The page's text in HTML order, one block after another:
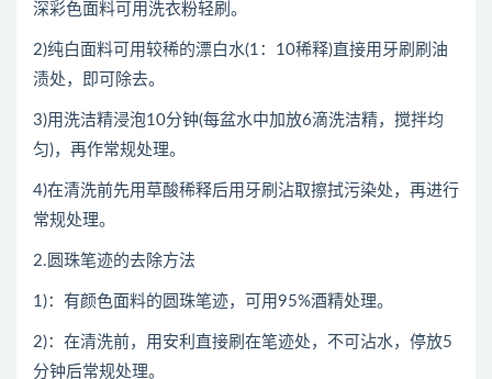
深彩色面料可用洗衣粉轻刷。
2)纯白面料可用较稀的漂白水(1：10稀释)直接用牙刷刷油
渍处，即可除去。
3)用洗洁精浸泡10分钟(每盆水中加放6滴洗洁精，搅拌均
匀)，再作常规处理。
4)在清洗前先用草酸稀释后用牙刷沾取擦拭污染处，再进行
常规处理。
2.圆珠笔迹的去除方法
1)：有颜色面料的圆珠笔迹，可用95%酒精处理。
2)：在清洗前，用安利直接刷在笔迹处，不可沾水，停放5
分钟后常规处理。